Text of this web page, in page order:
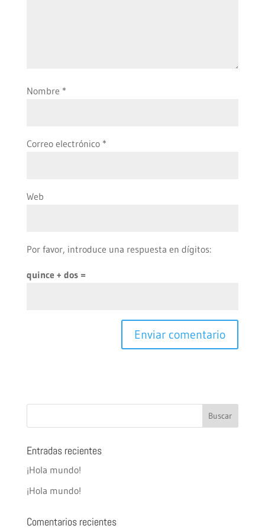
Nombre *
Correo electrónico *
Web
Por favor, introduce una respuesta en dígitos:
quince + dos =
Entradas recientes
¡Hola mundo!
¡Hola mundo!
Comentarios recientes